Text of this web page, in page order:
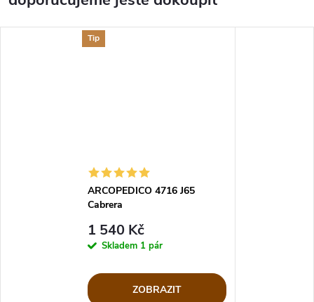
Tip
ARCOPEDICO 4716 J65
Cabrera
1 540 Kč
Skladem 1 pár
ZOBRAZIT